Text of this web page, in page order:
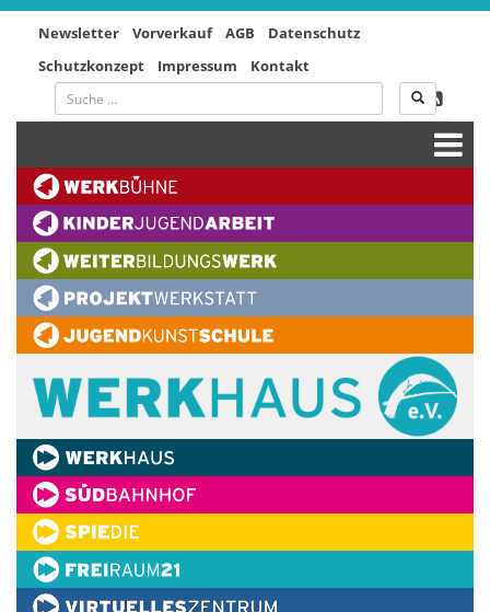
Newsletter Vorverkauf AGB
Datenschutz
Schutzkonzept
Impressum Kontakt